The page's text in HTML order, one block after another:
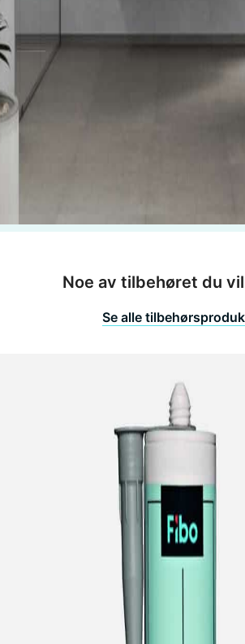
Noe av tilbehøret du
Se alle